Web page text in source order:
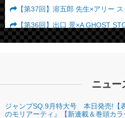
【第37回】溶五郎 先生×アリー
【第36回】出口 景×A GHOST
【第35回】木村慎吾×クワイエッ
【第32回】西村行騎×ジュラシッ
【第31回】研そうげん×犬ヶ島
ニュー
ジャンプSQ.9月特大号 本日発売!【
のモリアーティ』【新連載＆巻頭カラ